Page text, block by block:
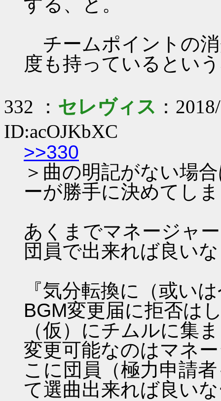
する、と。
チームポイントの
度も持っているとい
332 ： セレヴィス ：
ID:acOJKbXC
>>330
＞曲の明記がない場
ーが勝手に決めてし
あくまでマネージャ
団員で出来れば良い
『気分転換に（或い
BGM変更届に拒否は
（仮）にチムルに集
変更可能なのはマネ
こに団員（極力申請
て選曲出来れば良い